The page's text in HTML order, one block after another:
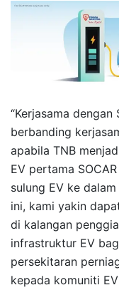
“Kerjasama
berbanding
apabila TNB
EV pertama
sulung EV ke
ini, kami yakin
di kalangan
infrastruktur EV
persekitaran
kepada komuniti